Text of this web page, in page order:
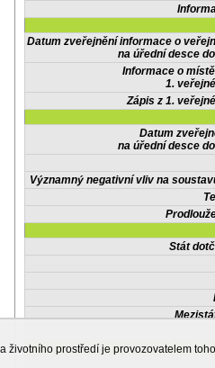
Datum zveřejnění informace o
na úřední desce
Informace o
1.
Zápis z 1.
Datum
na úřední desce
Významný negativní vliv na
Stát
životního prostředí je provozovatelem